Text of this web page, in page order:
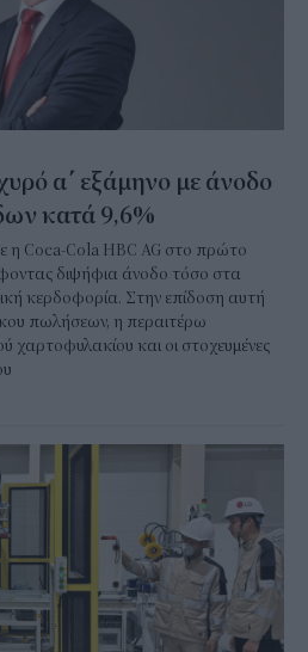
α΄ εξάμηνο με άνοδο
κατά 9,6%
η Coca-Cola HBC AG στο πρώτο
διψήφια άνοδο τόσο στα
κερδοφορία. Στην επίδοση αυτή
πωλήσεων, η περαιτέρω
χαρτοφυλακίου και οι στοχευμένες